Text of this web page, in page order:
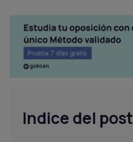
Indice del post